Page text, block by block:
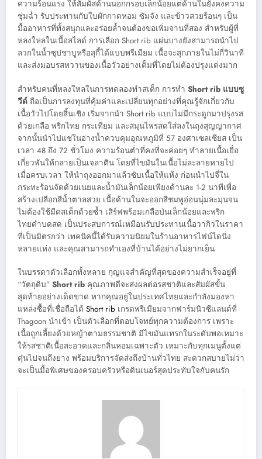
ความร้อนแรง ให้สัมผัสด้านนอกกรอบเล็กน้อยแต่ด้านในยังคงความ
ชุ่มฉ่ำ รับประทานกับใบผักกาดหอม ซัมจัง และข้าวสวยร้อนๆ เป็น
มื้ออาหารที่ทั้งสนุกและอร่อยล้ำจนต้องขอเพิ่มจานที่สอง สำหรับผู้ที่
หลงใหลในเนื้อสไลด์ การเลือก Short rib แผ่นบางยังสามารถนำไป
ลวกในน้ำซุปชาบูหรือสุกี้ได้แบบพรีเมียม เนื้อจะสุกภายในไม่กี่วินาที
และส่งมอบรสหวานของเนื้อวัวอย่างเต็มที่โดยไม่ต้องปรุงแต่งมาก
สำหรับคนที่หลงใหลในการทดลองทำสเต็ก การทำ Short rib แบบซู
วีด์ ถือเป็นการลงทุนที่คุ้มค่าและเปลี่ยนทุกอย่างที่คุณรู้จักเกี่ยวกับ
เนื้อวัวไปโดยสิ้นเชิง เริ่มจากนำ Short rib แบบไม่มีกระดูกมาปรุงรส
ด้วยเกลือ พริกไทย กระเทียม และสมุนไพรสดใส่ลงในถุงสุญญากาศ
จากนั้นนำไปแช่ในอ่างน้ำควบคุมอุณหภูมิที่ 57 องศาเซลเซียส เป็น
เวลา 48 ถึง 72 ชั่วโมง ความร้อนต่ำที่คงที่จะค่อยๆ ทำลายเนื้อเยื่อ
เกี่ยวพันให้กลายเป็นเจลาติน โดยที่ไขมันในเนื้อไม่ละลายหายไป
เมื่อครบเวลา ให้นำถุงออกมาแล้วซับเนื้อให้แห้ง ก่อนนำไปจี่ใน
กระทะร้อนจัดด้วยเนยและน้ำมันเล็กน้อยเพียงด้านละ 1-2 นาทีเพื่อ
สร้างเปลือกสีน้ำตาลสวย เนื้อด้านในจะออกสีชมพูอ่อนนุ่มละมุนจน
ไม่ต้องใช้มีดสเต็กด้วยซ้ำ เสิร์ฟพร้อมเกลือป่นเล็กน้อยและพริก
ไทยดำบดสด เป็นประสบการณ์เหมือนรับประทานเนื้อวากิวในราคา
ที่เป็นมิตรกว่า เทคนิคนี้ได้รับความนิยมในร้านอาหารไฟน์ไดนิ่ง
หลายแห่ง และคุณสามารถทำเองที่บ้านได้อย่างไม่ยากเย็น
ในบรรดาตัวเลือกทั้งหลาย กุญแจสำคัญที่สุดของความสำเร็จอยู่ที่
“วัตถุดิบ” Short rib คุณภาพดีจะส่งผลต่อรสชาติและสัมผัสขั้น
สุดท้ายอย่างเด็ดขาด หากคุณอยู่ในประเทศไทยและกำลังมองหา
แหล่งซื้อที่เชื่อถือได้ Short rib เกรดพรีเมียมจากฟาร์มนิวซีแลนด์ที่
Thagoon นำเข้า เป็นตัวเลือกที่ตอบโจทย์ทุกความต้องการ เพราะ
เนื้อถูกเลี้ยงด้วยหญ้าตามธรรมชาติ มีไขมันแทรกในระดับพอเหมาะ
ให้รสชาติเนื้อสะอาดและกลิ่นหอมเฉพาะตัว เหมาะกับทุกเมนูตั้งแต่
ตุ๋นไปจนถึงย่าง พร้อมบริการจัดส่งถึงบ้านทั่วไทย สะดวกสบายไม่ว่า
จะเป็นมื้อพิเศษของครอบครัวหรือดินเนอร์สุดประทับใจกับคนรัก